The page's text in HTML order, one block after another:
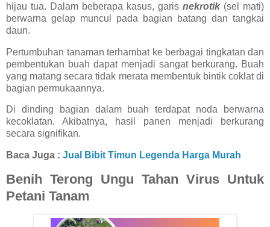
hijau tua. Dalam beberapa kasus, garis nekrotik (sel mati)
berwarna gelap muncul pada bagian batang dan tangkai
daun.
Pertumbuhan tanaman terhambat ke berbagai tingkatan dan
pembentukan buah dapat menjadi sangat berkurang. Buah
yang matang secara tidak merata membentuk bintik coklat di
bagian permukaannya.
Di dinding bagian dalam buah terdapat noda berwarna
kecoklatan. Akibatnya, hasil panen menjadi berkurang
secara signifikan.
Baca Juga : Jual Bibit Timun Legenda Harga Murah
Benih Terong Ungu Tahan Virus Untuk
Petani Tanam